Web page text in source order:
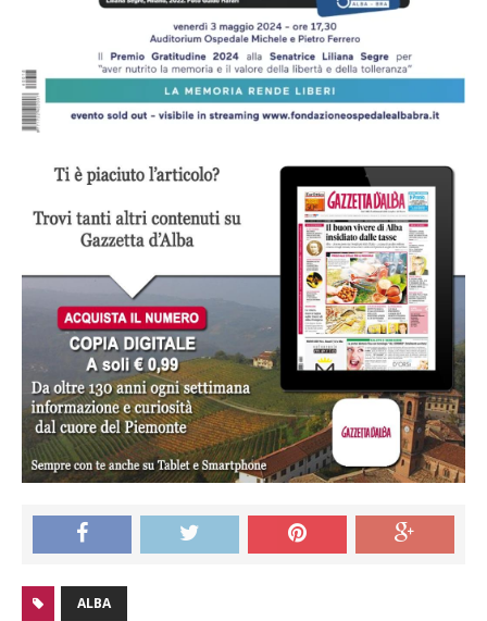
ALBA